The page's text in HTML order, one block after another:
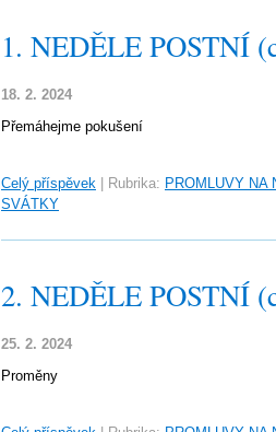
1. NEDĚLE POSTNÍ
18. 2. 2024
Přemáhejme pokušení
Celý příspěvek Rubrika: PROMLUVY NA
SVÁTKY
2. NEDĚLE POSTNÍ
25. 2. 2024
Proměny